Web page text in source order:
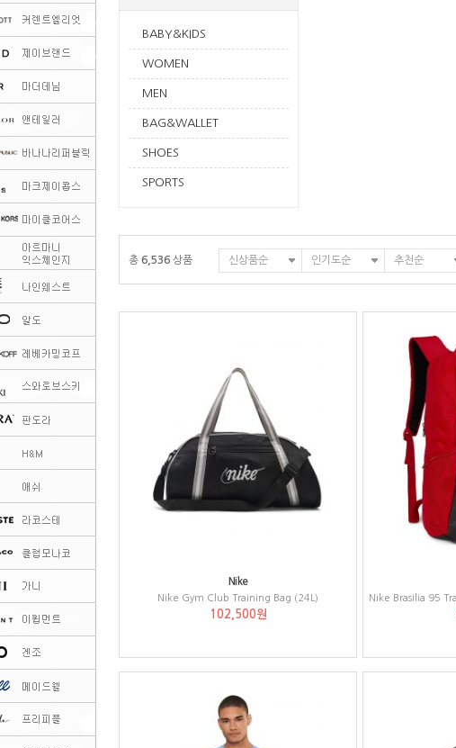
BABY&KIDS
WOMEN
MEN
BAG&WALLET
SHOES
SPORTS
총 6,536 상품 신상품순 인기도순 추천순
Nike
Nike Gym Club Training Bag (24L)
102,500원